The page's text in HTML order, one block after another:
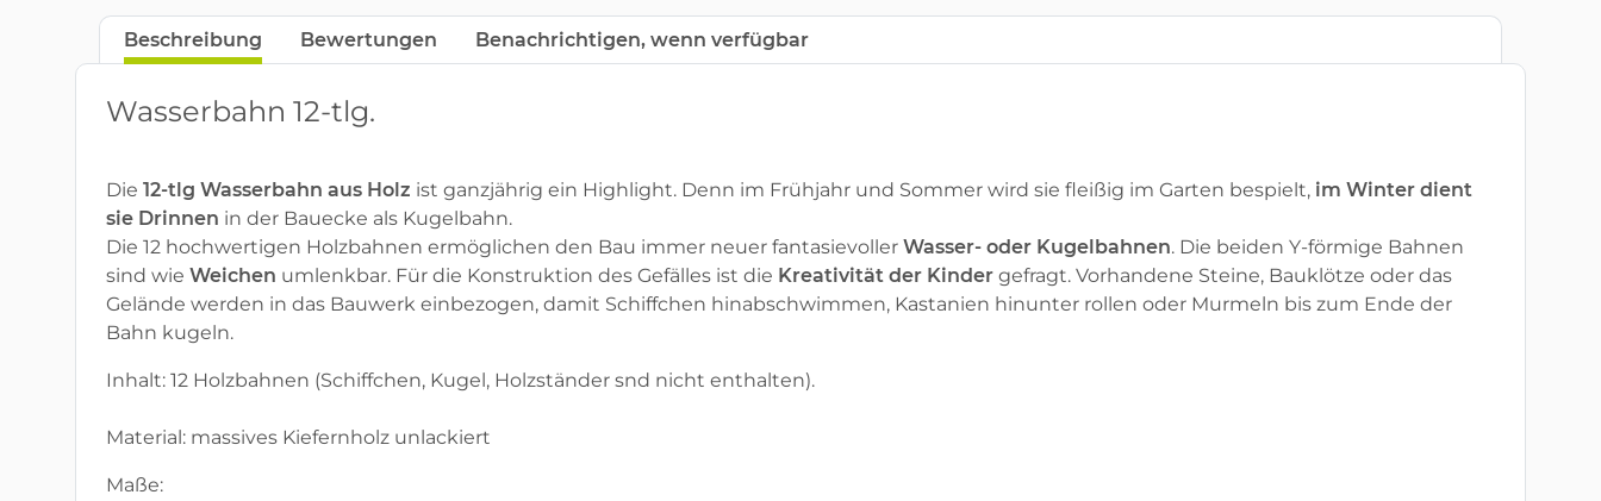
Beschreibung Bewertungen Benachrichtigen, wenn verfügbar
Wasserbahn 12-tlg.
Die 12-tlg Wasserbahn aus Holz ist ganzjährig ein Highlight. Denn im Frühjahr und Sommer wird sie fleißig im Garten bespielt, im Winter dient
sie Drinnen in der Bauecke als Kugelbahn.
Die 12 hochwertigen Holzbahnen ermöglichen den Bau immer neuer fantasievoller Wasser- oder Kugelbahnen. Die beiden Y-förmige Bahnen
sind wie Weichen umlenkbar. Für die Konstruktion des Gefälles ist die Kreativität der Kinder gefragt. Vorhandene Steine, Bauklötze oder das
Gelände werden in das Bauwerk einbezogen, damit Schiffchen hinabschwimmen, Kastanien hinunter rollen oder Murmeln bis zum Ende der
Bahn kugeln.
Inhalt: 12 Holzbahnen (Schiffchen, Kugel, Holzständer snd nicht enthalten).
Material: massives Kiefernholz unlackiert
Maße: